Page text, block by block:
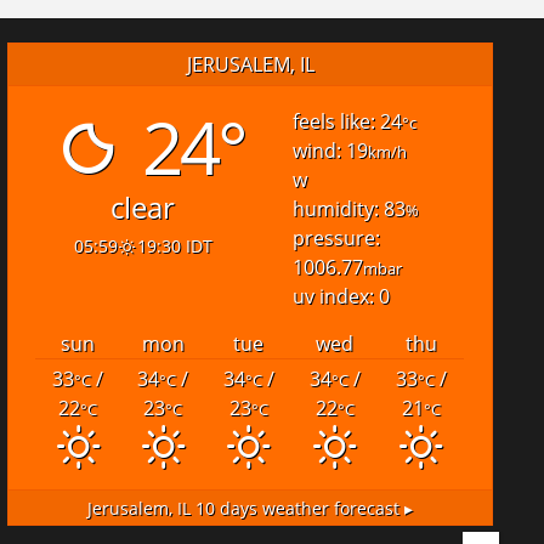
JERUSALEM, IL
24°
clear
05:59 19:30 IDT
feels like: 24°c
wind: 19km/h
w
humidity: 83%
pressure:
1006.77mbar
uv index: 0
sun
mon tue wed
thu
33°C/
22°C
34°C/
23°C
34°C/
23°C
34°C/
22°C
33°C/
21°C
Jerusalem, IL 10 days weather forecast ▸